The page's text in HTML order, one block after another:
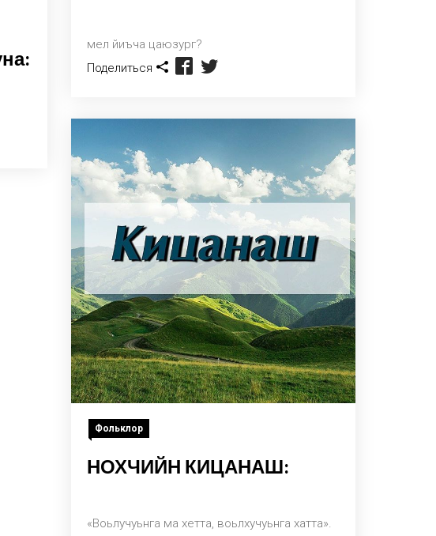
мел йиъча цаюзург?
Поделиться
Фольклор
НОХЧИЙН КИЦАНАШ:
«Воьлучуьнга ма хетта, воьлхучуьнга хатта».